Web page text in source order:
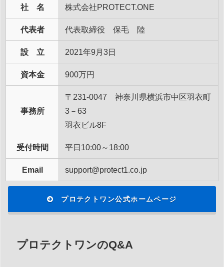
社 名 株式会社PROTECT.ONE
代表者 代表取締役 保毛 陸
設 立 2021年9月3日
資本金 900万円
事務所
〒231-0047 神奈川県横浜市中区羽衣町
3－63
羽衣ビル8F
受付時間 平日10:00～18:00
Email support@protect1.co.jp
プロテクトワン公式ホームページ
プロテクトワンのQ&A